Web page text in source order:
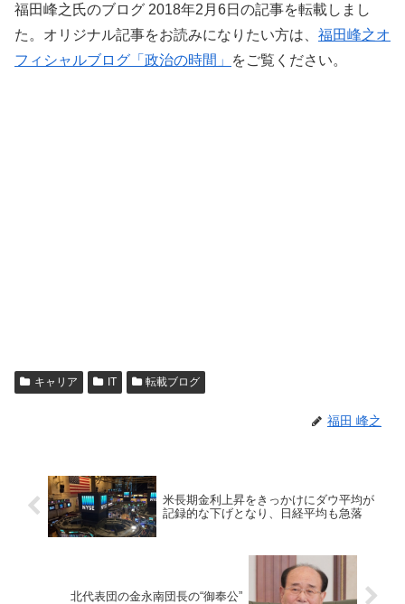
福田峰之氏のブログ 2018年2月6日の記事を転載しまし
た。オリジナル記事をお読みになりたい方は、 福田峰之オ
フィシャルブログ「政治の時間」
をご覧ください。
キャリア IT 転載ブログ
福田 峰之
米長期金利上昇をきっかけにダウ平均が
記録的な下げとなり、日経平均も急落
北代表団の金永南団長の“御奉公”